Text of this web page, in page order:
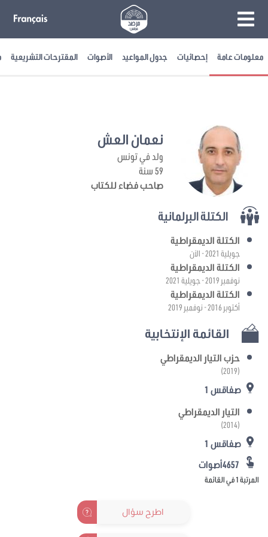
معلومات عامة إحصائيات جدول المواعيد الأصوات المقترحات التشريعية
نعمان العش
ولد في تونس
59 سنة
صاحب فضاء للكتاب
الكتلة البرلمانية
الكتلة الديمقراطية
جويلية 2021 - الآن
الكتلة الديمقراطية
نوفمبر 2019 - جويلية 2021
الكتلة الديمقراطية
أكتوبر 2016 - نوفمبر 2019
القائمة الإنتخابية
حزب التيار الديمقراطي
(2019)
صفاقس 1
التيار الديمقراطي
(2014)
صفاقس 1
المرتبة 1 في القائمة
اطرح سؤال